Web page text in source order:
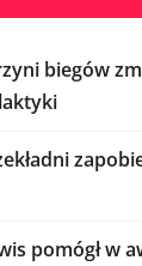
biegów
pomógł w